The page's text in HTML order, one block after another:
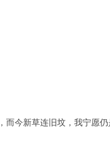
今新草连旧坟，我宁愿